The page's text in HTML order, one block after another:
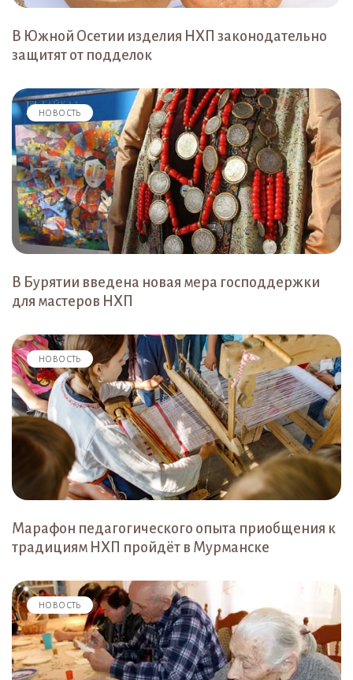
В Южной Осетии изделия НХП законодательно
защитят от подделок
НОВОСТЬ
В Бурятии введена новая мера господдержки
для мастеров НХП
НОВОСТЬ
Марафон педагогического опыта приобщения к
традициям НХП пройдёт в Мурманске
НОВОСТЬ